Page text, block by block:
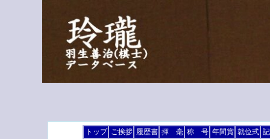
トップ ご挨拶 履歴書 揮 毫 称 号 年間賞 就位式